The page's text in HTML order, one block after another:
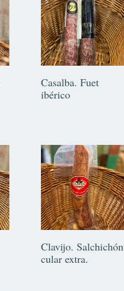
Casalba. Fuet
ibérico
Clavijo. Salchichón
cular extra.